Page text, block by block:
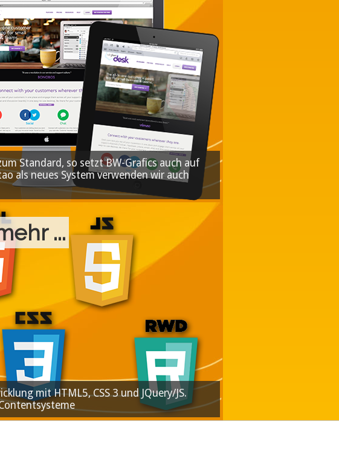
Standard, so setzt BW-Grafics auch auf
als neues System verwenden wir auch
...
mit HTML5, CSS 3 und JQuery/JS.